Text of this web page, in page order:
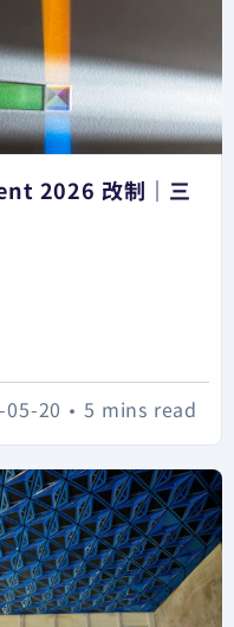
2026 改制｜三
5 mins read
•
05-20